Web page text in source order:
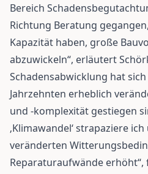
Bereich
Richtung Beratung
Kapazität haben, große
abzuwickeln“, erläutert
Schadensabwicklung hat
Jahrzehnten erheblich
und -komplexität gestiegen
‚Klimawandel‘ strapaziere
veränderten
Reparaturaufwände erhöht“,